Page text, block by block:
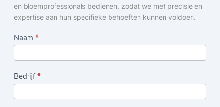
en bloemprofessionals bedienen, zodat we met precisie en
expertise aan hun specifieke behoeften kunnen voldoen.
C
t
Naam *
Bedrijf*